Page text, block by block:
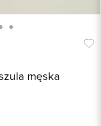
męska